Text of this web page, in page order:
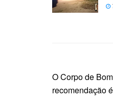
O Corpo de
recomendação